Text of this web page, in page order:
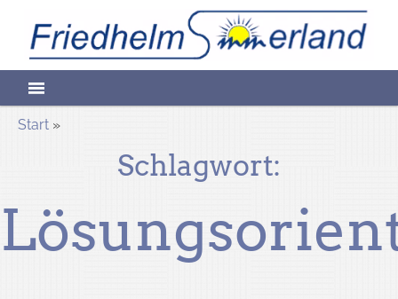
content
Friedhelm
Sommerland
Start »
Schlagwort: